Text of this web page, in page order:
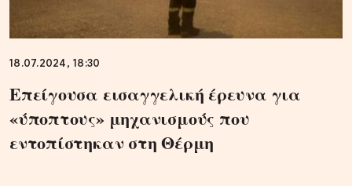
18.07.2024, 18:30
Επείγουσα εισαγγελική έρευνα για
«ύποπτους» μηχανισμούς που
εντοπίστηκαν στη Θέρμη